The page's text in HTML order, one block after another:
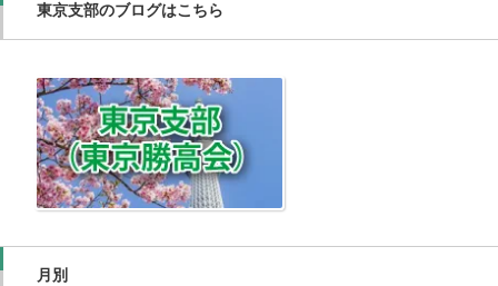
東京支部のブログはこちら
月別